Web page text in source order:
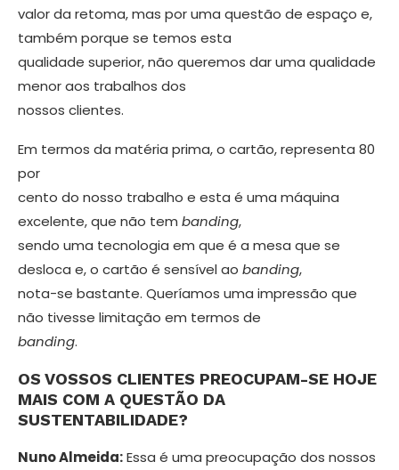
valor da retoma, mas por uma questão de espaço e,
também porque se temos esta
qualidade superior, não queremos dar uma qualidade
menor aos trabalhos dos
nossos clientes.
Em termos da matéria prima, o cartão, representa 80
por
cento do nosso tra­balho e esta é uma máquina
excelente, que não tem banding,
sendo uma tecno­logia em que é a mesa que se
desloca e, o cartão é sensível ao banding,
nota-se bastante. Queríamos uma impressão que
não tivesse limitação em termos de
banding.
OS VOSSOS CLIENTES PREOCUPAM­-SE HOJE
MAIS COM A QUESTÃO DA
SUSTENTABILIDADE?
Nuno Almeida:Essa é uma preocupa­ção dos nossos